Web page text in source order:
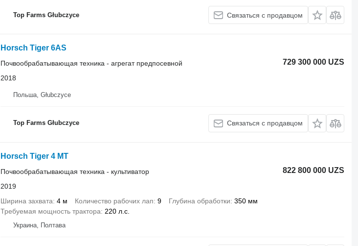
Top Farms Głubczyce Связаться с продавцом
Horsch Tiger 6AS
729 300 000 UZS
Почвообрабатывающая техника - агрегат предпосевной
2018
Польша, Głubczyce
Top Farms Głubczyce Связаться с продавцом
Horsch Tiger 4 MT
822 800 000 UZS
Почвообрабатывающая техника - культиватор
2019
Ширина захвата 4 м Количество рабочих лап 9 Глубина обработки 350 мм
Требуемая мощность трактора
220 л.с.
Украина, Полтава